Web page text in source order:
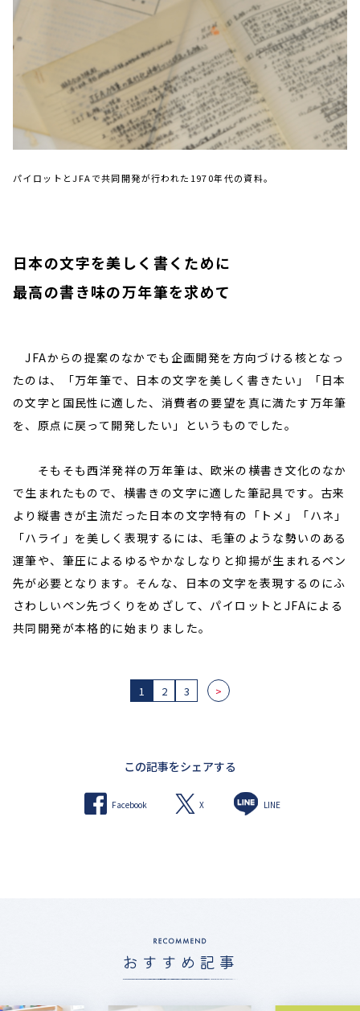
パイロットとJFAで共同開発が行われた1970年代の資料。
日本の文字を美しく書くために
最高の書き味の万年筆を求めて
JFAからの提案のなかでも企画開発を方向づける核となっ
たのは、「万年筆で、日本の文字を美しく書きたい」「日本
の文字と国民性に適した、消費者の要望を真に満たす万年筆
を、原点に戻って開発したい」というものでした。
そもそも西洋発祥の万年筆は、欧米の横書き文化のなか
で生まれたもので、横書きの文字に適した筆記具です。古来
より縦書きが主流だった日本の文字特有の「トメ」「ハネ」
「ハライ」を美しく表現するには、毛筆のような勢いのある
運筆や、筆圧によるゆるやかなしなりと抑揚が生まれるペン
先が必要となります。そんな、日本の文字を表現するのにふ
さわしいペン先づくりをめざして、パイロットとJFAによる
共同開発が本格的に始まりました。
1 2 3 >
この記事をシェアする
Facebook X LINE
おすすめ記事